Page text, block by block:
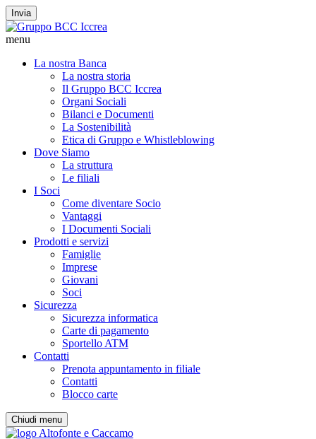
Invia
menu
La nostra Banca
La nostra storia
Il Gruppo BCC Iccrea
Organi Sociali
Bilanci e Documenti
La Sostenibilità
Etica di Gruppo e Whistleblowing
Dove Siamo
La struttura
Le filiali
I Soci
Come diventare Socio
Vantaggi
I Documenti Sociali
Prodotti e servizi
Famiglie
Imprese
Giovani
Soci
Sicurezza
Sicurezza informatica
Carte di pagamento
Sportello ATM
Contatti
Prenota appuntamento in filiale
Contatti
Blocco carte
Chiudi menu